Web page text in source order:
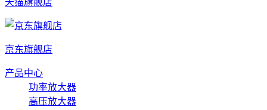
天猫旗舰店
京东旗舰店
产品中心
功率放大器
高压放大器